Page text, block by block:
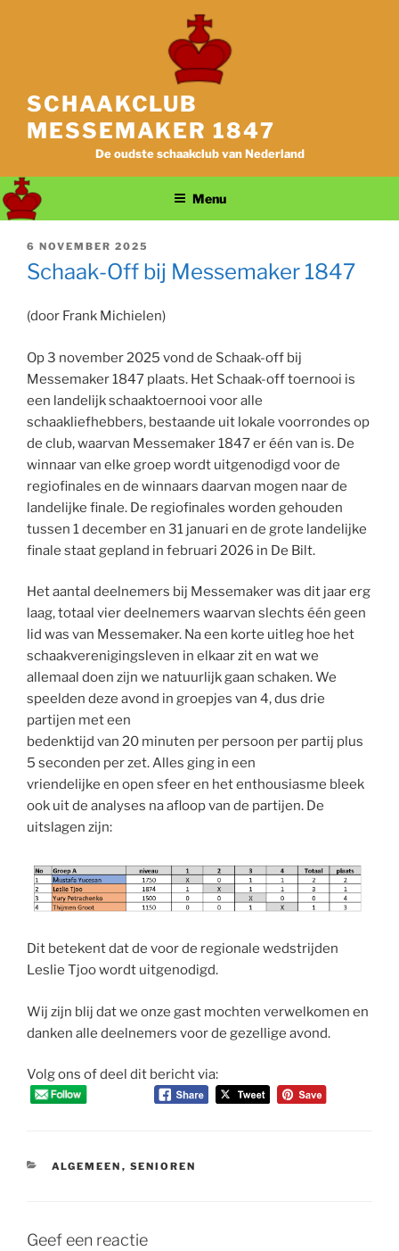
SCHAAKCLUB
MESSEMAKER 1847
De oudste schaakclub van Nederland
Menu
GEPLAATST
OP
6 NOVEMBER 2025
Schaak-Off bij Messemaker 1847
(door Frank Michielen)
Op 3 november 2025 vond de Schaak-off bij
Messemaker 1847 plaats. Het Schaak-off toernooi is
een landelijk schaaktoernooi voor alle
schaakliefhebbers, bestaande uit lokale voorrondes op
de club, waarvan Messemaker 1847 er één van is. De
winnaar van elke groep wordt uitgenodigd voor de
regiofinales en de winnaars daarvan mogen naar de
landelijke finale. De regiofinales worden gehouden
tussen 1 december en 31 januari en de grote landelijke
finale staat gepland in februari 2026 in De Bilt.
Het aantal deelnemers bij Messemaker was dit jaar erg
laag, totaal vier deelnemers waarvan slechts één geen
lid was van Messemaker. Na een korte uitleg hoe het
schaakverenigingsleven in elkaar zit en wat we
allemaal doen zijn we natuurlijk gaan schaken. We
speelden deze avond in groepjes van 4, dus drie
partijen met een
bedenktijd van 20 minuten per persoon per partij plus
5 seconden per zet. Alles ging in een
vriendelijke en open sfeer en het enthousiasme bleek
ook uit de analyses na afloop van de partijen. De
uitslagen zijn:
Dit betekent dat de voor de regionale wedstrijden
Leslie Tjoo wordt uitgenodigd.
Wij zijn blij dat we onze gast mochten verwelkomen en
danken alle deelnemers voor de gezellige avond.
Volg ons of deel dit bericht via:
CATEGORIEËN
ALGEMEEN , SENIOREN
Geef een reactie